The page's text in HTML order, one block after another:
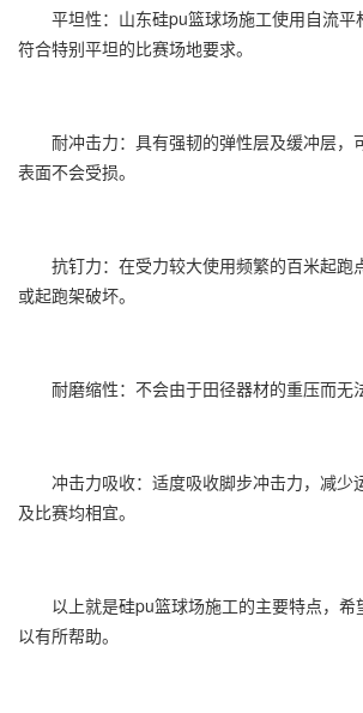
平坦性：山东硅pu篮球场施工使用自流平
符合特别平坦的比赛场地要求。
耐冲击力：具有强韧的弹性层及缓冲层，
表面不会受损。
抗钉力：在受力较大使用频繁的百米起跑
或起跑架破坏。
耐磨缩性：不会由于田径器材的重压而无法
冲击力吸收：适度吸收脚步冲击力，减少
及比赛均相宜。
以上就是硅pu篮球场施工的主要特点，希
以有所帮助。